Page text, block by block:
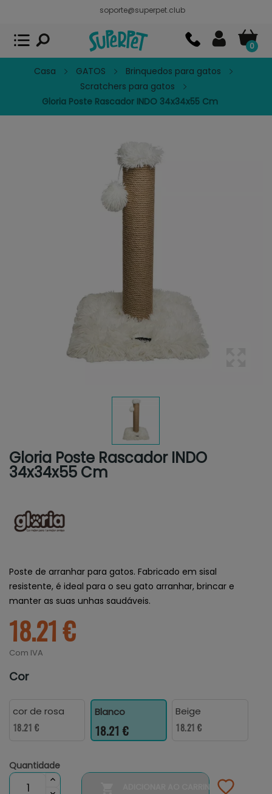
soporte@superpet.club
0
Casa GATOS
Brinquedos para gatos
Scratchers para gatos
Gloria Poste Rascador INDO 34x34x55 Cm
Gloria Poste Rascador INDO
34x34x55 Cm
Poste de arranhar para gatos. Fabricado em sisal
resistente, é ideal para o seu gato arranhar, brincar e
manter as suas unhas saudáveis.
18.21 €
Com IVA
Cor
cor de rosa
18.21 €
Blanco
18.21 €
Beige
18.21 €
Quantidade
ADICIONAR AO CARRINHO
Superpet, comida para mascotas
APP GRATIS - En Google Play